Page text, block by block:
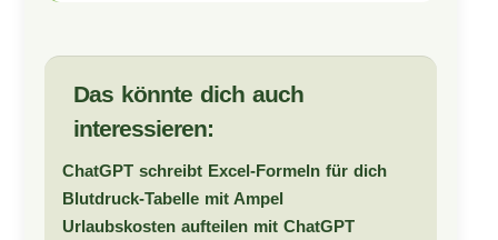
Das könnte dich auch
interessieren:
ChatGPT schreibt Excel-Formeln für dich
Blutdruck-Tabelle mit Ampel
Urlaubskosten aufteilen mit ChatGPT